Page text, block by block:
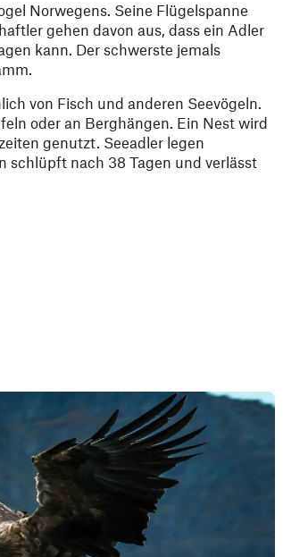
Norwegens. Seine Flügelspanne
gehen davon aus, dass ein Adler
kann. Der schwerste jemals
von Fisch und anderen Seevögeln.
oder an Berghängen. Ein Nest wird
genutzt. Seeadler legen
schlüpft nach 38 Tagen und verlässt